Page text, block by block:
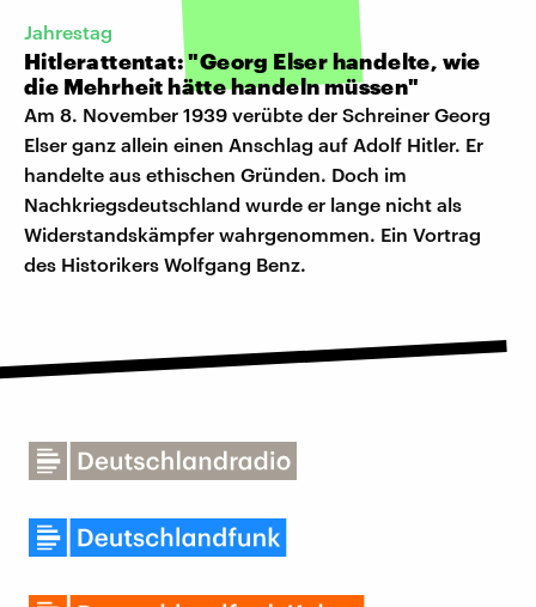
Jahrestag
Hitlerattentat: "Georg Elser handelte, wie
die Mehrheit hätte handeln müssen"
Am 8. November 1939 verübte der Schreiner Georg
Elser ganz allein einen Anschlag auf Adolf Hitler. Er
handelte aus ethischen Gründen. Doch im
Nachkriegsdeutschland wurde er lange nicht als
Widerstandskämpfer wahrgenommen. Ein Vortrag
des Historikers Wolfgang Benz.